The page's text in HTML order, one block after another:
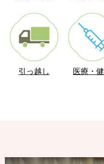
引っ越し 医療・